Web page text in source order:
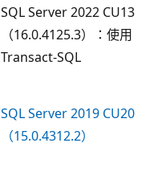
SQL Server 2022 CU13
（16.0.4125.3）
：使用
Transact-SQL
SQL Server 2019 CU20
（15.0.4312.2）